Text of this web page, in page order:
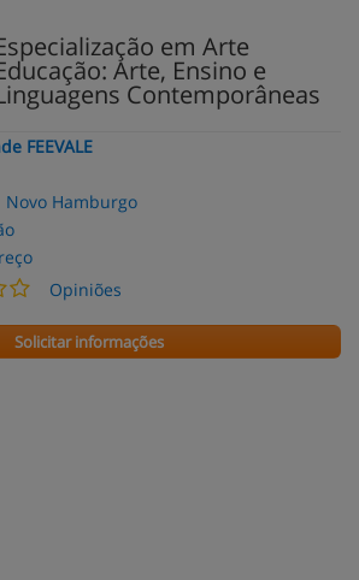
em Arte
Arte, Ensino e
Contemporâneas
FEEVALE
Novo Hamburgo
Opiniões
Solicitar informações